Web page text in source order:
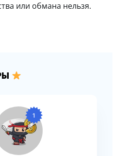
или обмана нельзя.
1